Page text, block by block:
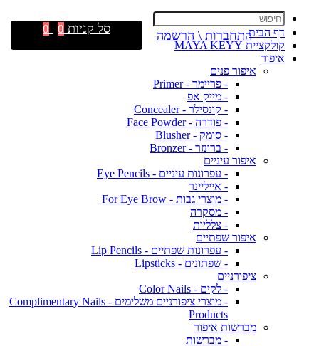
דף הבית
קולקציית MAYA KEYY
איפור
איפור פנים
- פריימר - Primer
- מייק אפ
- קונסילר - Concealer
- פודרה - Face Powder
- סומק - Blusher
- ברונזר - Bronzer
איפור עיניים
- עפרונות עיניים - Eye Pencils
- אייליינר
- מוצרי גבות - For Eye Brow
- מסקרה
- צלליות
איפור שפתיים
- עפרונות שפתיים - Lip Pencils
- שפתונים - Lipsticks
ציפורניים
- לקים - Color Nails
- מוצרי ציפורניים משלימים - Complimentary Nails
Products
מברשות איפור
- מברשות
התחברות \ הרשמה סל קניות 0
0